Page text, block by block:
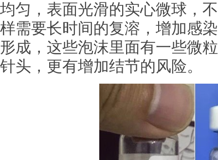
均匀，表面光滑的实心微球，
样需要长时间的复溶，增加感
形成，这些泡沫里面有一些微
针头，更有增加结节的风险。